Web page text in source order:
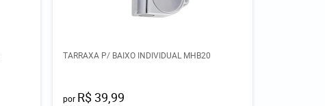
TARRAXA P/ BAIXO INDIVIDUAL MHB20
por R$ 39,99